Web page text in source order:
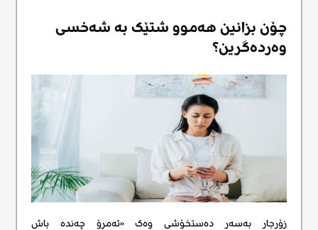
چۆن بزانین هەموو شتێک بە شەخسی
وەردەگرین؟
زۆرجار بەسەر دەستخۆشی وەک «ئەمڕۆ چەندە باش